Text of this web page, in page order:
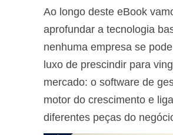
Ao longo deste eBook
aprofundar a tecnologia
nenhuma empresa se
luxo de prescindir para
mercado: o software de
motor do crescimento e
diferentes peças do